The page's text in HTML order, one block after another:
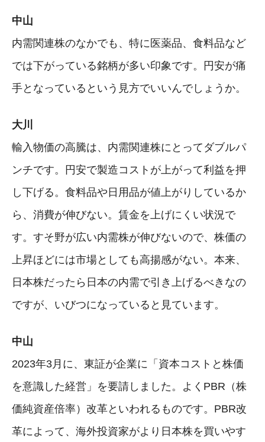
中山
内需関連株のなかでも、特に医薬品、食料品など
では下がっている銘柄が多い印象です。円安が痛
手となっているという見方でいいんでしょうか。
大川
輸入物価の高騰は、内需関連株にとってダブルパ
ンチです。円安で製造コストが上がって利益を押
し下げる。食料品や日用品が値上がりしているか
ら、消費が伸びない。賃金を上げにくい状況で
す。すそ野が広い内需株が伸びないので、株価の
上昇ほどには市場としても高揚感がない。本来、
日本株だったら日本の内需で引き上げるべきなの
ですが、いびつになっていると見ています。
中山
2023年3月に、東証が企業に「資本コストと株価
を意識した経営」を要請しました。よくPBR（株
価純資産倍率）改革といわれるものです。PBR改
革によって、海外投資家がより日本株を買いやす